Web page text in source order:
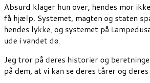
Absurd klager hun over, hendes mor
få hjælp. Systemet, magten og staten
hendes lykke, og systemet på
ude i vandet dø.
Jeg tror på deres historier og
på dem, at vi kan se deres tårer og